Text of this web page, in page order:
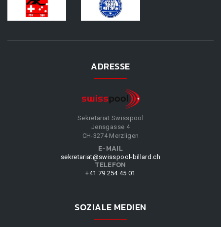
ADRESSE
Sekretariat Swisspool
Jensgasse 4
CH-3274 Merzligen
E-MAIL
sekretariat@swisspool-billard.ch
TELEFON
+41 79 254 45 01
SOZIALE MEDIEN